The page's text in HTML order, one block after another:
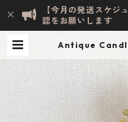
【今月の発送スケジ
認をお願いします
Antique
&